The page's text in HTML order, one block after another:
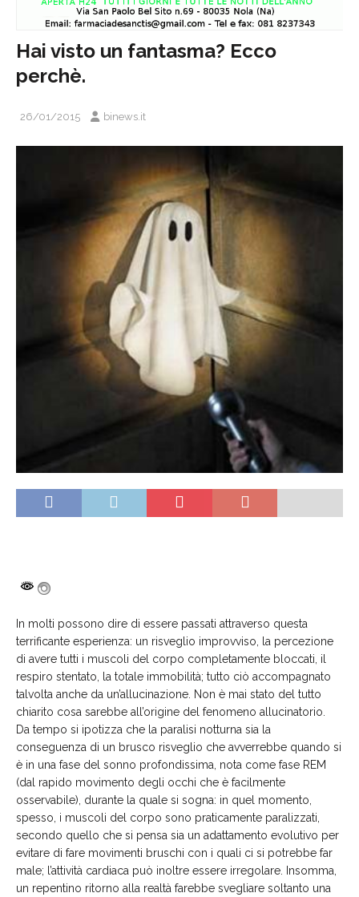
Hai visto un fantasma? Ecco
perchè.
26/01/2015 binews.it
In molti possono dire di essere passati attraverso questa
terrificante esperienza: un risveglio improvviso, la percezione
di avere tutti i muscoli del corpo completamente bloccati, il
respiro stentato, la totale immobilità; tutto ciò accompagnato
talvolta anche da un’allucinazione. Non è mai stato del tutto
chiarito cosa sarebbe all’origine del fenomeno allucinatorio.
Da tempo si ipotizza che la paralisi notturna sia la
conseguenza di un brusco risveglio che avverrebbe quando si
è in una fase del sonno profondissima, nota come fase REM
(dal rapido movimento degli occhi che è facilmente
osservabile), durante la quale si sogna: in quel momento,
spesso, i muscoli del corpo sono praticamente paralizzati,
secondo quello che si pensa sia un adattamento evolutivo per
evitare di fare movimenti bruschi con i quali ci si potrebbe far
male; l’attività cardiaca può inoltre essere irregolare. Insomma,
un repentino ritorno alla realtà farebbe svegliare soltanto una